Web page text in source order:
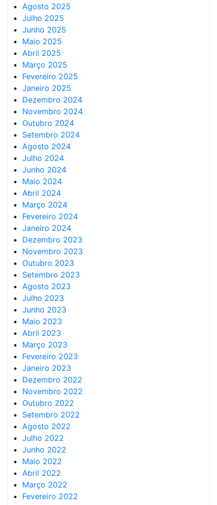
Agosto 2025
Julho 2025
Junho 2025
Maio 2025
Abril 2025
Março 2025
Fevereiro 2025
Janeiro 2025
Dezembro 2024
Novembro 2024
Outubro 2024
Setembro 2024
Agosto 2024
Julho 2024
Junho 2024
Maio 2024
Abril 2024
Março 2024
Fevereiro 2024
Janeiro 2024
Dezembro 2023
Novembro 2023
Outubro 2023
Setembro 2023
Agosto 2023
Julho 2023
Junho 2023
Maio 2023
Abril 2023
Março 2023
Fevereiro 2023
Janeiro 2023
Dezembro 2022
Novembro 2022
Outubro 2022
Setembro 2022
Agosto 2022
Julho 2022
Junho 2022
Maio 2022
Abril 2022
Março 2022
Fevereiro 2022